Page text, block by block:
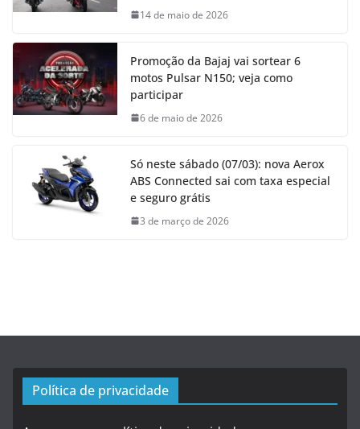
14 de maio de 2026
Promoção da Bajaj vai sortear 6
motos Pulsar N150; veja como
participar
6 de maio de 2026
Só neste sábado (07/03): nova Aerox
ABS Connected sai com taxa especial
e seguro grátis
3 de março de 2026
Política de privacidade